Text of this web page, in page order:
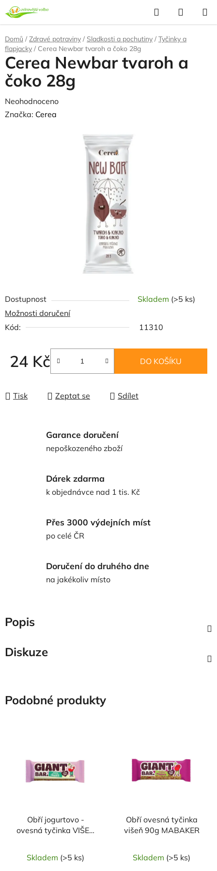
Přejít
na
obsah
Hledat
KOŠÍK
Domů / Zdravé potraviny / Sladkosti a pochutiny / Tyčinky a
flapjacky / Cerea Newbar tvaroh a čoko 28g
Dostupnost Skladem (>5 ks)
Možnosti doručení
Kód:
11310
24 Kč
Měrná cena:
DO KOŠÍKU
Tisk Zeptat se Sdílet
Cerea Newbar tvaroh a
čoko 28g
Průměrné
hodnocení
Neohodnoceno
Značka: Cerea
Garance doručení
nepoškozeného zboží
Dárek zdarma
k objednávce nad 1 tis. Kč
Přes 3000 výdejních míst
po celé ČR
Doručení do druhého dne
na jakékoliv místo
Popis
Diskuze
Podobné produkty
Obří jogurtovo -
ovesná tyčinka VIŠEŇ
Skladem (>5 ks)
Obří ovesná tyčinka
višeň 90g MABAKER
Skladem (>5 ks)